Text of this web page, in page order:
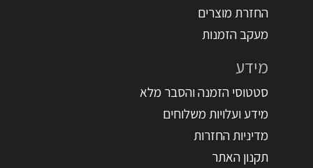
החזרת מוצרים
מעקב הזמנות
מידע
סטטוסי הזמנה והסבר מלא
מידע ועלויות משלוחים
מדיניות החזרות
תקנון האתר